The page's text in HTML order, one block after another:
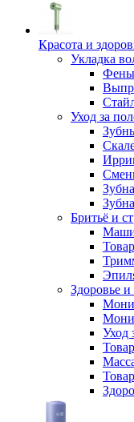
Красота и
Укладка
Фены
Уход за
Бритьё и
Здоровье и
Уход